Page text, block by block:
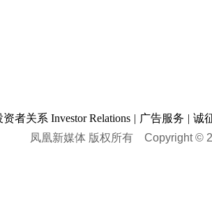
资者关系 Investor Relations | 广告服务 | 诚
凤凰新媒体 版权所有 Copyright ©